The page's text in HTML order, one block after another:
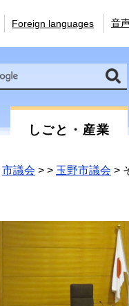
Foreign languages 音
しごと・産業
市議会 > > 玉野市議会 >